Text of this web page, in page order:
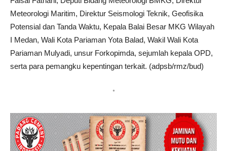
Meteorologi Maritim, Direktur Seismologi Teknik, Geofisika
Potensial dan Tanda Waktu, Kepala Balai Besar MKG Wilayah
I Medan, Wali Kota Pariaman Yota Balad, Wakil Wali Kota
Pariaman Mulyadi, unsur Forkopimda, sejumlah kepala OPD,
serta para pemangku kepentingan terkait. (adpsb/rmz/bud)
*